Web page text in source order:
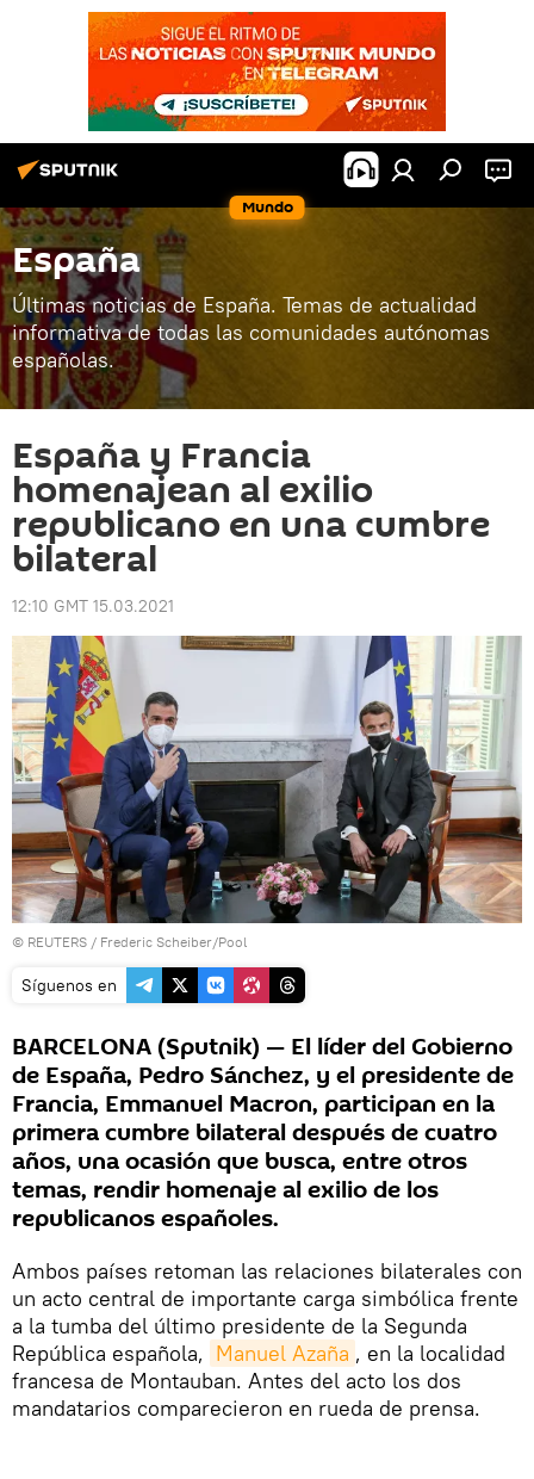
Mundo
España
Últimas noticias de España. Temas de actualidad
informativa de todas las comunidades autónomas
españolas.
España y Francia
homenajean al exilio
republicano en una cumbre
bilateral
12:10 GMT 15.03.2021
© REUTERS / Frederic Scheiber/Pool
Síguenos en
BARCELONA (Sputnik) — El líder del Gobierno
de España, Pedro Sánchez, y el presidente de
Francia, Emmanuel Macron, participan en la
primera cumbre bilateral después de cuatro
años, una ocasión que busca, entre otros
temas, rendir homenaje al exilio de los
republicanos españoles.
Ambos países retoman las relaciones bilaterales con
un acto central de importante carga simbólica frente
a la tumba del último presidente de la Segunda
República española, Manuel Azaña , en la localidad
francesa de Montauban. Antes del acto los dos
mandatarios comparecieron en rueda de prensa.